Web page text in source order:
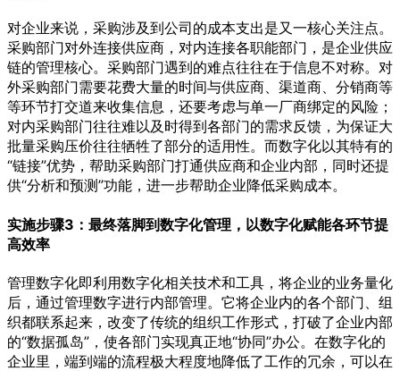
对企业来说，采购涉及到公司的成本支出是又一核心关注点。
采购部门对外连接供应商，对内连接各职能部门，是企业供应
链的管理核心。采购部门遇到的难点往往在于信息不对称。对
外采购部门需要花费大量的时间与供应商、渠道商、分销商等
等环节打交道来收集信息，还要考虑与单一厂商绑定的风险；
对内采购部门往往难以及时得到各部门的需求反馈，为保证大
批量采购压价往往牺牲了部分的适用性。而数字化以其特有的
“链接”优势，帮助采购部门打通供应商和企业内部，同时还提
供“分析和预测”功能，进一步帮助企业降低采购成本。
实施步骤3：最终落脚到数字化管理，以数字化赋能各环节提
高效率
管理数字化即利用数字化相关技术和工具，将企业的业务量化
后，通过管理数字进行内部管理。它将企业内的各个部门、组
织都联系起来，改变了传统的组织工作形式，打破了企业内部
的“数据孤岛”，使各部门实现真正地“协同”办公。在数字化的
企业里，端到端的流程极大程度地降低了工作的冗余，可以在